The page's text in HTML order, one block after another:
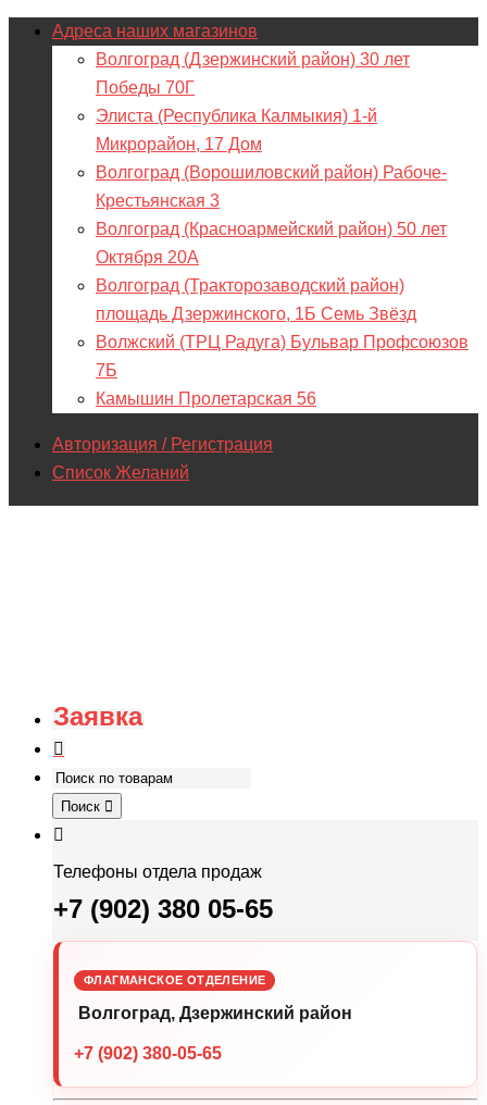
Адреса наших магазинов
Волгоград (Дзержинский район) 30 лет
Победы 70Г
Элиста (Республика Калмыкия) 1-й
Микрорайон, 17 Дом
Волгоград (Ворошиловский район) Рабоче-
Крестьянская 3
Волгоград (Красноармейский район) 50 лет
Октября 20А
Волгоград (Тракторозаводский район)
площадь Дзержинского, 1Б Семь Звёзд
Волжский (ТРЦ Радуга) Бульвар Профсоюзов
7Б
Камышин Пролетарская 56
Авторизация / Регистрация
Список Желаний
Заявка
Поиск
Телефоны отдела продаж
+7 (902) 380 05-65
ФЛАГМАНСКОЕ ОТДЕЛЕНИЕ
Волгоград, Дзержинский район
+7 (902) 380-05-65